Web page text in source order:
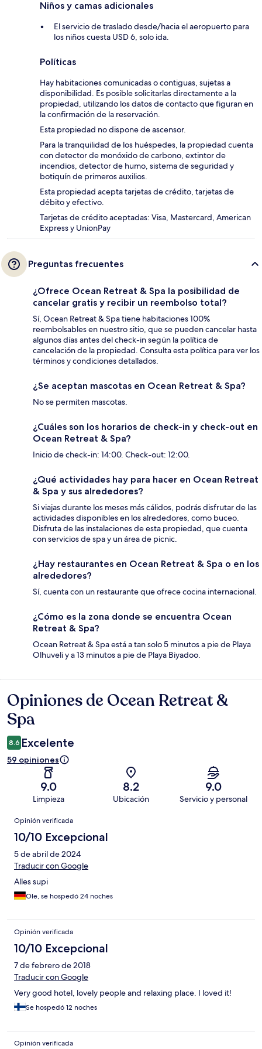
Niños y camas adicionales
El servicio de traslado desde/hacia el aeropuerto para
los niños cuesta USD 6, solo ida.
Políticas
Hay habitaciones comunicadas o contiguas, sujetas a
disponibilidad. Es posible solicitarlas directamente a la
propiedad, utilizando los datos de contacto que figuran en
la confirmación de la reservación.
Esta propiedad no dispone de ascensor.
Para la tranquilidad de los huéspedes, la propiedad cuenta
con detector de monóxido de carbono, extintor de
incendios, detector de humo, sistema de seguridad y
botiquín de primeros auxilios.
Esta propiedad acepta tarjetas de crédito, tarjetas de
débito y efectivo.
Tarjetas de crédito aceptadas: Visa, Mastercard, American
Express y UnionPay
Preguntas frecuentes
¿Ofrece Ocean Retreat & Spa la posibilidad de
cancelar gratis y recibir un reembolso total?
Sí, Ocean Retreat & Spa tiene habitaciones 100%
reembolsables en nuestro sitio, que se pueden cancelar hasta
algunos días antes del check-in según la política de
cancelación de la propiedad. Consulta esta política para ver los
términos y condiciones detallados.
¿Se aceptan mascotas en Ocean Retreat & Spa?
No se permiten mascotas.
¿Cuáles son los horarios de check-in y check-out en
Ocean Retreat & Spa?
Inicio de check-in: 14:00. Check-out: 12:00.
¿Qué actividades hay para hacer en Ocean Retreat
& Spa y sus alrededores?
Si viajas durante los meses más cálidos, podrás disfrutar de las
actividades disponibles en los alrededores, como buceo.
Disfruta de las instalaciones de esta propiedad, que cuenta
con servicios de spa y un área de picnic.
¿Hay restaurantes en Ocean Retreat & Spa o en los
alrededores?
Sí, cuenta con un restaurante que ofrece cocina internacional.
¿Cómo es la zona donde se encuentra Ocean
Retreat & Spa?
Ocean Retreat & Spa está a tan solo 5 minutos a pie de Playa
Olhuveli y a 13 minutos a pie de Playa Biyadoo.
Opiniones
Opiniones de Ocean Retreat &
Spa
8.6 Excelente
59 opiniones
9.0
Limpieza
8.2
Ubicación
9.0
Servicio y personal
Opiniones
Opinión verificada
10/10 Excepcional
5 de abril de 2024
Traducir con Google
Alles supi
Ole, se hospedó 24 noches
Opinión verificada
10/10 Excepcional
7 de febrero de 2018
Traducir con Google
Very good hotel, lovely people and relaxing place. I loved it!
Se hospedó 12 noches
Opinión verificada